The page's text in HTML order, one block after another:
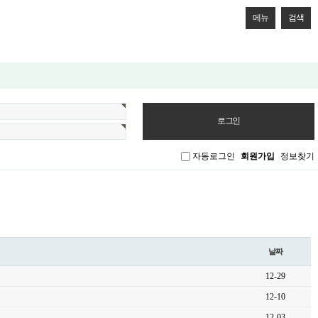
메뉴 검색
자동로그인 회원가입 정보찾기
날짜
12-29
12-10